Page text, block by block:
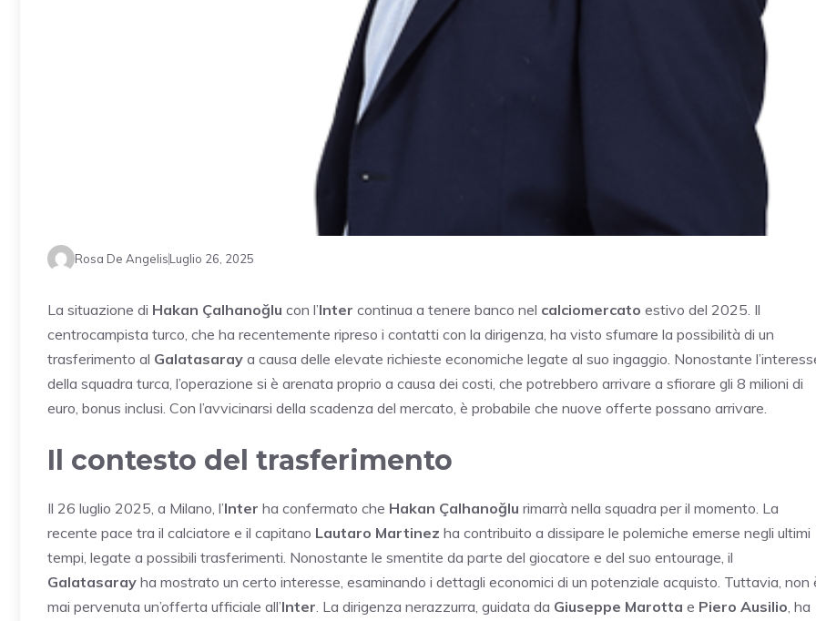
Rosa De AngelisLuglio 26, 2025
La situazione di Hakan Çalhanoğlu con l’Inter continua a tenere banco nel calciomercato estivo del 2025. Il
centrocampista turco, che ha recentemente ripreso i contatti con la dirigenza, ha visto sfumare la possibilità di un
trasferimento al Galatasaray a causa delle elevate richieste economiche legate al suo ingaggio. Nonostante
della squadra turca, l’operazione si è arenata proprio a causa dei costi, che potrebbero arrivare a sfiorare gli 8 milioni di
euro, bonus inclusi. Con l’avvicinarsi della scadenza del mercato, è probabile che nuove offerte possano arrivare.
Il contesto del trasferimento
Il 26 luglio 2025, a Milano, l’Inter ha confermato che Hakan Çalhanoğlu rimarrà nella squadra per il momento. La
recente pace tra il calciatore e il capitano Lautaro Martinez ha contribuito a dissipare le polemiche emerse negli ultimi
tempi, legate a possibili trasferimenti. Nonostante le smentite da parte del giocatore e del suo entourage, il
Galatasaray ha mostrato un certo interesse, esaminando i dettagli economici di un potenziale acquisto. Tuttavia, non
mai pervenuta un’offerta ufficiale all’Inter. La dirigenza nerazzurra, guidata da Giuseppe Marotta e Piero Ausilio, ha